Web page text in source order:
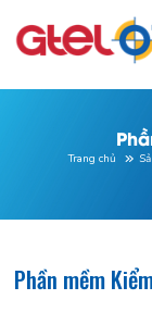
Trang chủ
Phần mềm